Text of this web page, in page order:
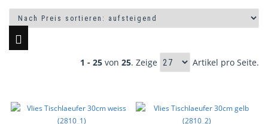
1 - 25 von 25. Zeige Artikel pro Seite.